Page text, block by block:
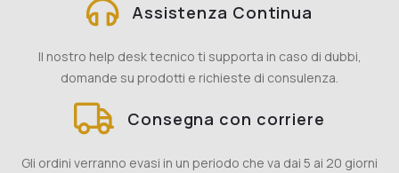
Assistenza Continua
Il nostro help desk tecnico ti supporta in caso di dubbi,
domande su prodotti e richieste di consulenza.
Consegna con corriere
Gli ordini verranno evasi in un periodo che va dai 5 ai 20 giorni